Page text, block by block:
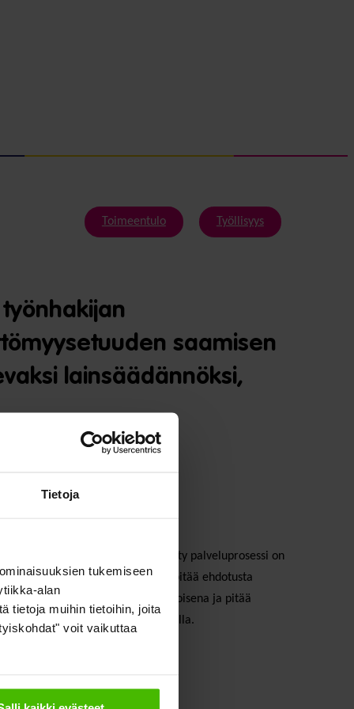
Tietoja
tukemiseen
alan
tietoja muihin tietoihin, joita
voit vaikuttaa
Toimeentulo Työllisyys
saamisen
lainsäädännöksi,
kannatettavana, mutta esitetty palveluprosessi on
yksilölliset tarpeet. SOSTE pitää ehdotusta
kannalta sekavana ja vaikeaselkoisena ja pitää
asemassa olevien kohdalla.